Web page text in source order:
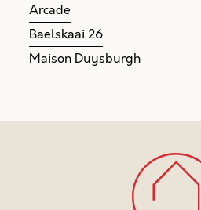
Arcade
Baelskaai 26
Maison Duysburgh